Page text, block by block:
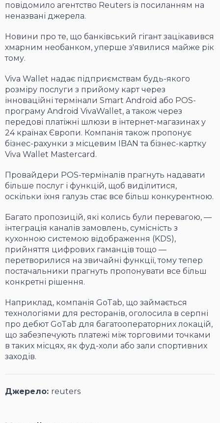
повідомило агентство Reuters із посиланням на
неназвані джерела.
Новини про те, що банківський гігант зацікавився
хмарним необанком, уперше з'явилися майже рік
тому.
Viva Wallet надає підприємствам будь-якого
розміру послуги з прийому карт через
інноваційні термінали Smart Android або POS-
програму Android VivaWallet, а також через
передові платіжні шлюзи в інтернет-магазинах у
24 країнах Європи. Компанія також пропонує
бізнес-рахунки з місцевим IBAN та бізнес-картку
Viva Wallet Mastercard.
Провайдери POS-терміналів прагнуть надавати
більше послуг і функцій, щоб виділитися,
оскільки їхня галузь стає все більш конкурентною.
Багато пропозицій, які колись були перевагою, —
інтеграція каналів замовлень, сумісність з
кухонною системою відображення (KDS),
прийняття цифрових гаманців тощо —
перетворилися на звичайні функції, тому тепер
постачальники прагнуть пропонувати все більш
конкретні рішення.
Наприклад, компанія GoTab, що займається
технологіями для ресторанів, оголосила в серпні
про дебют GoTab для багатооператорних локацій,
що забезпечують платежі між торговими точками
в таких місцях, як фуд-холи або зали спортивних
заходів.
Джерело: reuters